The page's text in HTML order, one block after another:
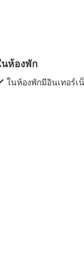
นห้องพัก
ในห้องพักมีอินเทอร์เ